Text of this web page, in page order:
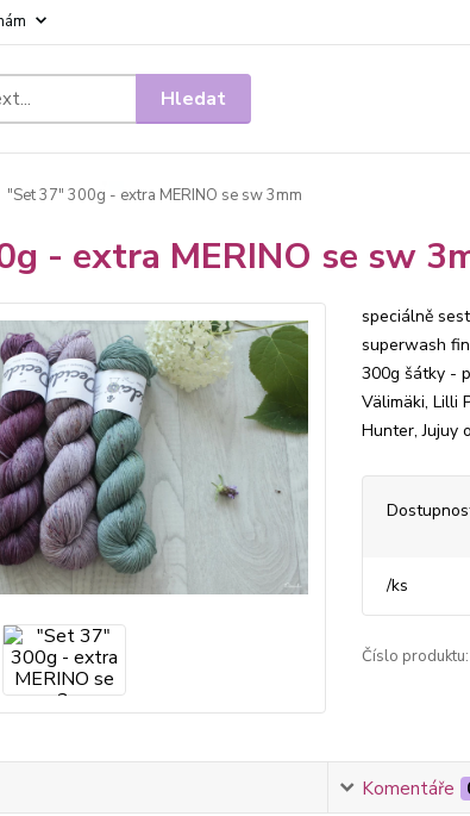
Hledat
"Set 37" 300g - extra MERINO se sw 3mm
- extra MERINO se sw
speciálně
superwash
300g šátky -
Välimäki, Lilli
Hunter, Jujuy
/ks
Číslo produktu:
Komentáře